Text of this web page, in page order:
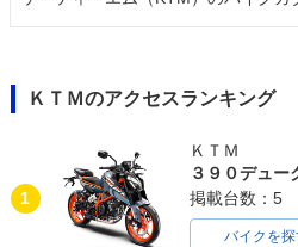
ＫＴＭのアクセスランキング
1
ＫＴＭ
３９０デュー
掲載台数：5
バイクを